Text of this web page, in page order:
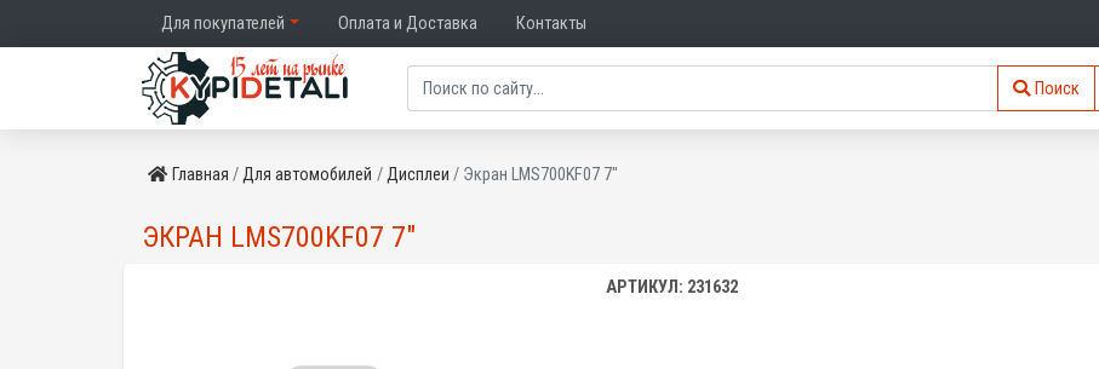
Для покупателей Оплата и Доставка Контакты
Поиск
Главная Для автомобилей Дисплеи Экран LMS700KF07 7"
ЭКРАН LMS700KF07 7"
АРТИКУЛ: 231632